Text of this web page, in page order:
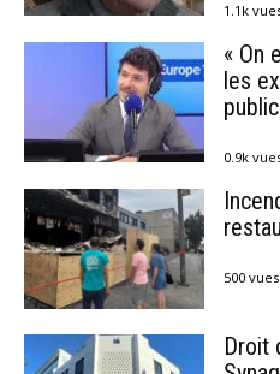
1.1k
« On
les
0.9k
500 vues
Droit